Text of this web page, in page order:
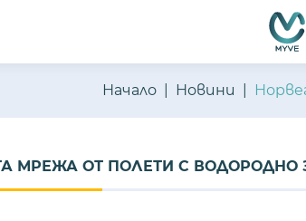
Начало Новини
МРЕЖА ОТ ПОЛЕТИ С